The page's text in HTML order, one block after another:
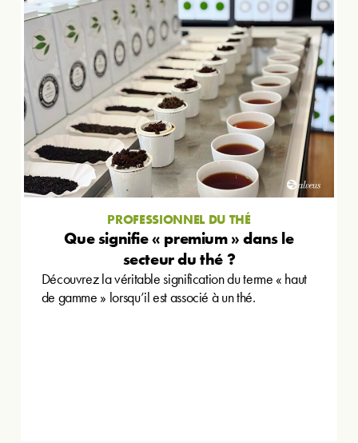
PROFESSIONNEL DU THÉ
Que signifie « premium » dans le
secteur du thé ?
Découvrez la véritable signification du terme « haut
de gamme » lorsqu’il est associé à un thé.